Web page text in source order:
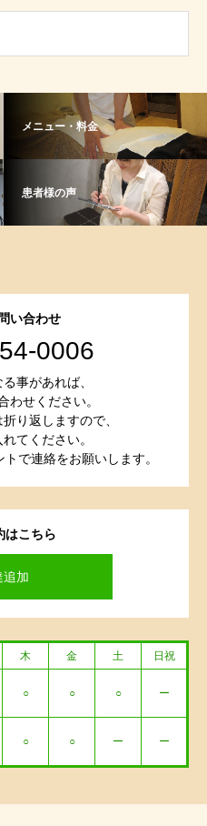
メニュー・料金
患者様の声
はこちら
追加
い合わせ
0006
事があれば、
わせください。
り返しますので、
てください。
で連絡をお願いします。
木 金 土 日祝
○ ○ ○ ー
○ ○ ー ー